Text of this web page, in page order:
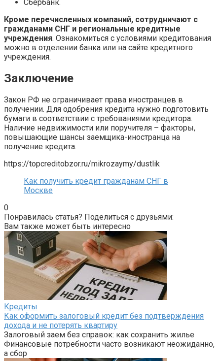
Сбербанк.
Кроме перечисленных компаний, сотрудничают с
гражданами СНГ и региональные кредитные
учреждения. Ознакомиться с условиями кредитования
можно в отделении банка или на сайте кредитного
учреждения.
Заключение
Закон РФ не ограничивает права иностранцев в
получении. Для одобрения кредита нужно подготовить
бумаги в соответствии с требованиями кредитора.
Наличие недвижимости или поручителя – факторы,
повышающие шансы заемщика-иностранца на
получение кредита.
https://topcreditobzor.ru/mikrozaymy/dustlik
Как получить кредит гражданам СНГ в
Москве
0
Понравилась статья? Поделиться с друзьями:
Вам также может быть интересно
Кредиты
Как оформить залоговый кредит без подтверждения
дохода и не потерять квартиру
Залоговый заем без справок: как сохранить жилье
Финансовые потребности часто возникают неожиданно,
а сбор